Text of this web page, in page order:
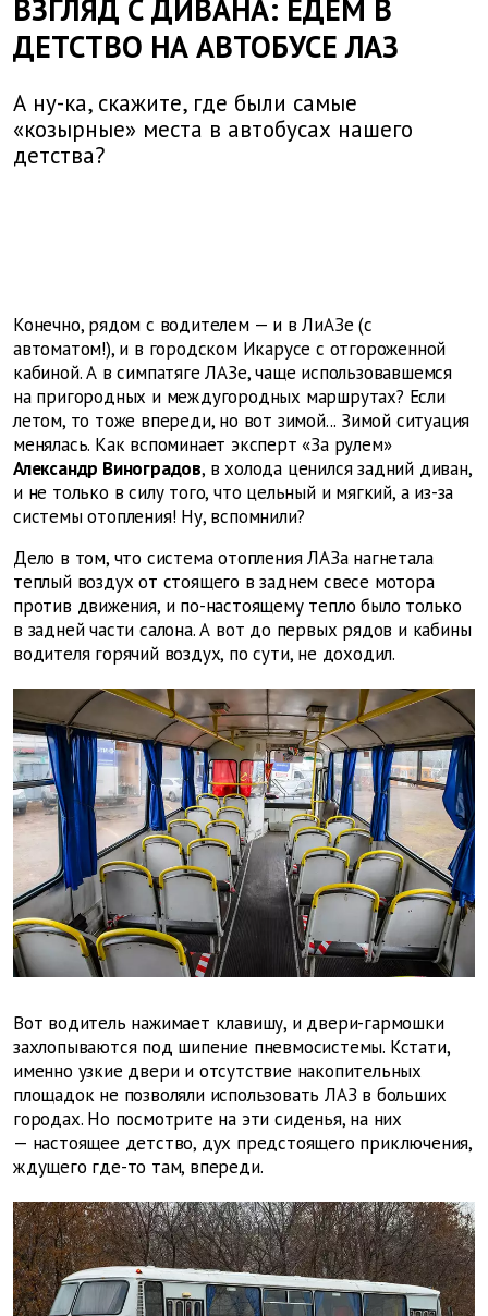
ВЗГЛЯД С ДИВАНА: ЕДЕМ В
ДЕТСТВО НА АВТОБУСЕ ЛАЗ
А ну-ка, скажите, где были самые
«козырные» места в автобусах нашего
детства?
Конечно, рядом с водителем — и в ЛиАЗе (с
автоматом!), и в городском Икарусе с отгороженной
кабиной. А в симпатяге ЛАЗе, чаще использовавшемся
на пригородных и междугородных маршрутах? Если
летом, то тоже впереди, но вот зимой... Зимой ситуация
менялась. Как вспоминает эксперт «За рулем»
Александр Виноградов, в холода ценился задний диван,
и не только в силу того, что цельный и мягкий, а из-за
системы отопления! Ну, вспомнили?
Дело в том, что система отопления ЛАЗа нагнетала
теплый воздух от стоящего в заднем свесе мотора
против движения, и по-настоящему тепло было только
в задней части салона. А вот до первых рядов и кабины
водителя горячий воздух, по сути, не доходил.
Вот водитель нажимает клавишу, и двери-гармошки
захлопываются под шипение пневмосистемы. Кстати,
именно узкие двери и отсутствие накопительных
площадок не позволяли использовать ЛАЗ в больших
городах. Но посмотрите на эти сиденья, на них
— настоящее детство, дух предстоящего приключения,
ждущего где-то там, впереди.